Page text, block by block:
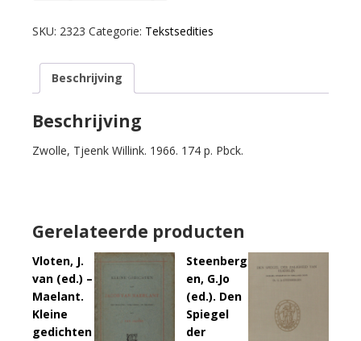
Meleager
Atalante.
aantal
SKU: 2323 Categorie: Tekstsedities
Beschrijving
Beschrijving
Zwolle, Tjeenk Willink. 1966. 174 p. Pbck.
Gerelateerde producten
Vloten, J.
van (ed.) –
Maelant.
Kleine
gedichten
Steenberg
en, G.Jo
(ed.). Den
Spiegel
der